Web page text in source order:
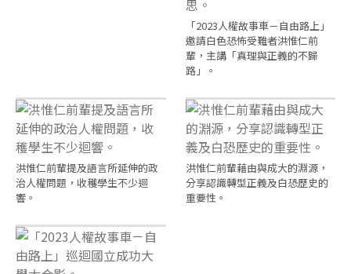
「2023人權故事車－自由路上」
邀請白色恐怖受難者洪惟仁前
輩，主講「真理與正義的不歸
路」。
洪惟仁前輩提及語言所延伸的政
治人權問題，收穫學生不少迴
響。
洪惟仁前輩藉由與成大的淵源，
分享認識轉型正義及白恐歷史的
重要性。